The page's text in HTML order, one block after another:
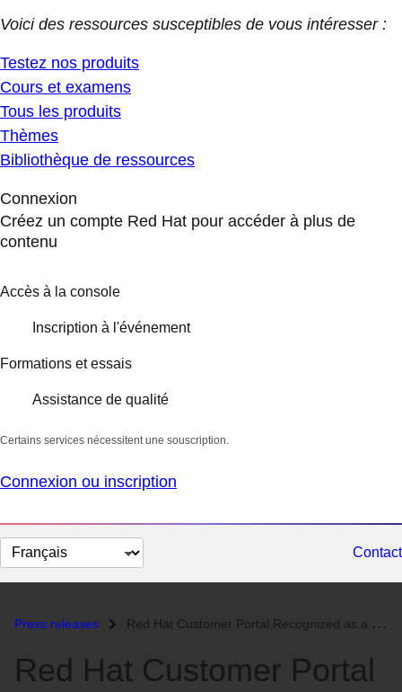
Voici des ressources susceptibles de vous intéresser :
Testez nos produits
Cours et examens
Tous les produits
Thèmes
Bibliothèque de ressources
Connexion
Créez un compte Red Hat pour accéder à plus de
contenu
Accès à la console
Inscription à l'événement
Formations et essais
Assistance de qualité
Certains services nécessitent une souscription.
Connexion ou inscription
Changer
la
Contact
Press releases Red Hat Customer Portal Recognized as a Top 10 Best Web Support Site...
Red Hat Customer Portal